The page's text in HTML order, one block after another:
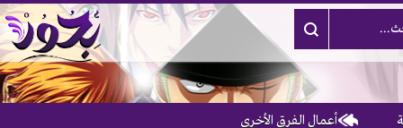
أعمال الفرق الأخرى